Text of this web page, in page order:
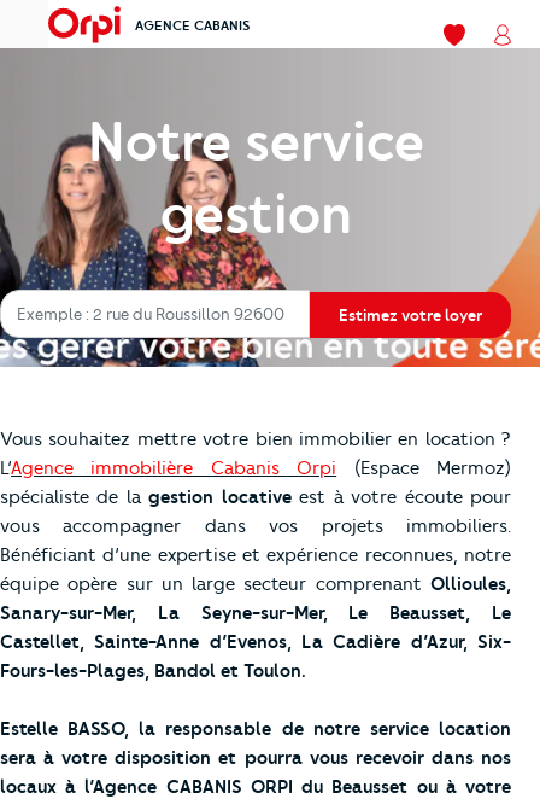
menu AGENCE CABANIS Mes
Notre service
gestion
Estimez le loyer votre bien
Adresse du bien à estimer
Exemple : 2 rue du Roussillon 92600 Estimez votre loyer
Vous souhaitez mettre votre bien immobilier en location ?
L’Agence immobilière Cabanis Orpi (Espace Mermoz)
spécialiste de lagestion locativeest à votre écoute pour
vous accompagner dans vos projets immobiliers.
Bénéficiant d’une expertise et expérience reconnues, notre
équipe opère sur un large secteur comprenant Ollioules,
Sanary-sur-Mer, La Seyne-sur-Mer, Le Beausset, Le
Castellet, Sainte-Anne d’Evenos, La Cadière d’Azur, Six-
Fours-les-Plages, Bandol et Toulon.
Estelle BASSO, la responsable de notre service location
sera à votre disposition et pourra vous recevoir dans nos
locaux à l’Agence CABANIS ORPI du Beausset ou à votre